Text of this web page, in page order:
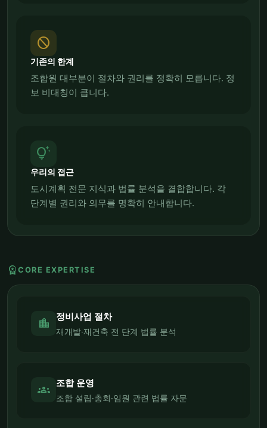
block
기존의 한계
조합원 대부분이 절차와 권리를 정확히 모릅니다. 정
보 비대칭이 큽니다.
tips_and_updates
우리의 접근
도시계획 전문 지식과 법률 분석을 결합합니다. 각
단계별 권리와 의무를 명확히 안내합니다.
workspace_premium CORE EXPERTISE
location_city 정비사업 절차
재개발·재건축 전 단계 법률 분석
groups 조합 운영
조합 설립·총회·임원 관련 법률 자문